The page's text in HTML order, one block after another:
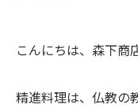
こんにちは、森下商
精進料理は、仏教の